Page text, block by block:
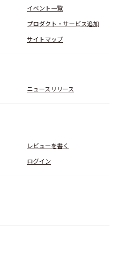
イベント一覧
プロダクト・サービス追加
サイトマップ
ニュースリリース
レビューを書く
ログイン